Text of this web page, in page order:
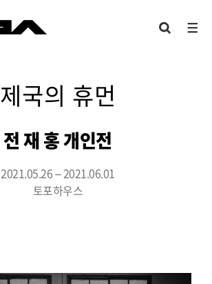
제국의 휴먼
전 재 홍 개인전
2021.05.26 – 2021.06.01
토포하우스